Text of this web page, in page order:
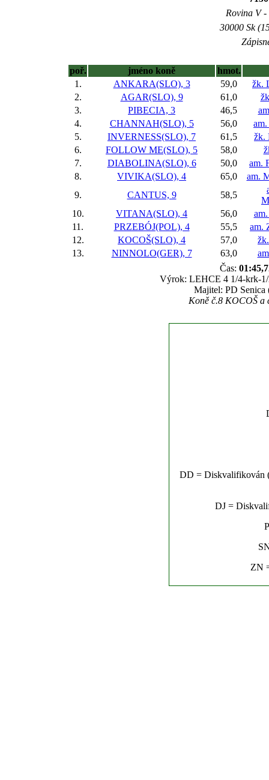
Rovina V
30000 Sk
poř. jméno koně
hmot.
1.
ANKARA(SLO), 3 59,0
žk.
2.
AGAR(SLO), 9 61,0
3.
PIBECIA, 3 46,5
4.
CHANNAH(SLO), 5 56,0
5.
INVERNESS(SLO), 7 61,5
žk.
6.
FOLLOW ME(SLO), 5 58,0
7.
DIABOLINA(SLO), 6 50,0
am.
8.
VIVIKA(SLO), 4 65,0
am.
9.
CANTUS, 9 58,5
10.
VITANA(SLO), 4 56,0
11.
PRZEBÓJ(POL), 4 55,5
am.
12.
KOCOŠ(SLO), 4 57,0
13.
NINNOLO(GER), 7 63,0
Čas:
Výrok: LEHCE 4 1/4-krk-1/
Majitel: PD
Koně č.8 KOCOŠ a
DD = Diskvalifikován
DJ =
ZN